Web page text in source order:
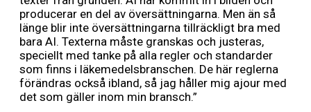
producerar en del av översättningarna. Men än så
länge blir inte översättningarna tillräckligt bra med
bara AI. Texterna måste granskas och justeras,
speciellt med tanke på alla regler och standarder
som finns i läkemedelsbranschen. De här reglerna
förändras också ibland, så jag håller mig ajour med
det som gäller inom min bransch.”